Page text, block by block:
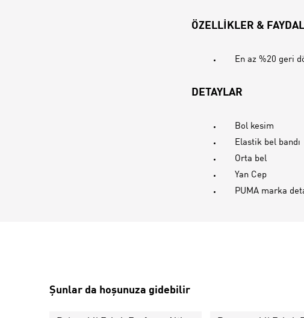
ÖZELLİKLER &
En az %20 geri
DETAYLAR
Bol kesim
Elastik bel bandı
Orta bel
Yan Cep
PUMA marka
Şunlar da hoşunuza gidebilir